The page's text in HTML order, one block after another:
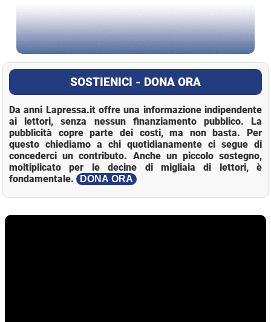
SOSTIENICI - DONA ORA
Da anni Lapressa.it offre una informazione indipendente
ai lettori, senza nessun finanziamento pubblico. La
pubblicità copre parte dei costi, ma non basta. Per
questo chiediamo a chi quotidianamente ci segue di
concederci un contributo. Anche un piccolo sostegno,
moltiplicato per le decine di migliaia di lettori, è
fondamentale.
DONA ORA